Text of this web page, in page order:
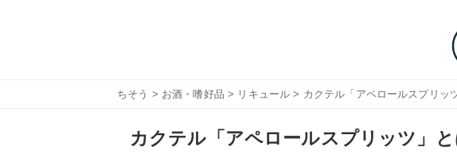
ちそう > お酒・嗜好品 > リキュール > カクテル「アペロールスプリッ
カクテル「アペロールスプリッツ」